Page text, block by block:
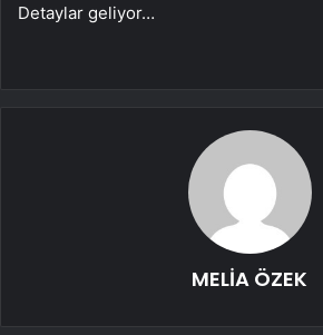
Detaylar geliyor…
MELİA ÖZEK